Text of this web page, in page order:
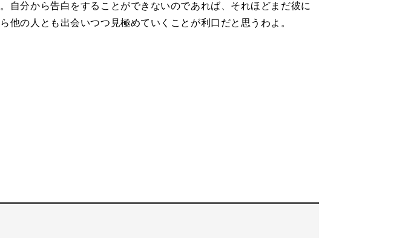
自分から告白をすることができないのであれば、それほどまだ彼に
の人とも出会いつつ見極めていくことが利口だと思うわよ。